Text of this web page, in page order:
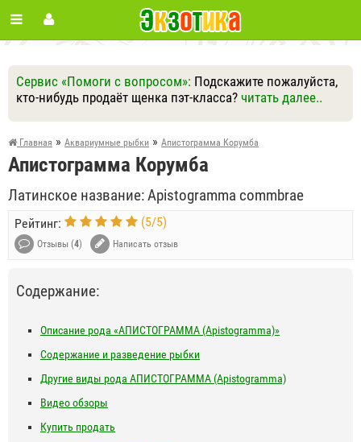
Сервис «Помоги с вопросом»: Подскажите пожалуйста,
кто-нибудь продаёт щенка пэт-класса? читать далее..
Ответить Другие вопросы
Задать вопрос
Главная » Аквариумные рыбки » Апистограмма Корумба
Апистограмма Корумба
Латинское название: Apistogramma commbrae
Рейтинг: (5/5)
Отзывы (4) Написать отзыв
Содержание:
Описание рода «АПИСТОГРАММА (Apistogramma)»
Содержание и разведение рыбки
Другие виды рода АПИСТОГРАММА (Apistogramma)
Видео обзоры
Купить продать